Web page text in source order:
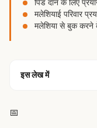
पिंड दान के लिए
मलेशियाई परिवार
मलेशिया से बुक
इस लेख में
📅